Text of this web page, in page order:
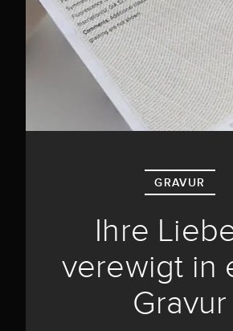
GRAVUR
Ihre
verewigt in
Gravur